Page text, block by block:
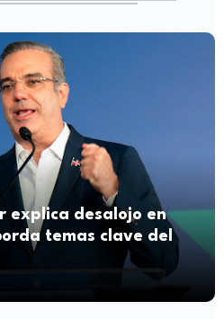
explica desalojo en
temas clave del